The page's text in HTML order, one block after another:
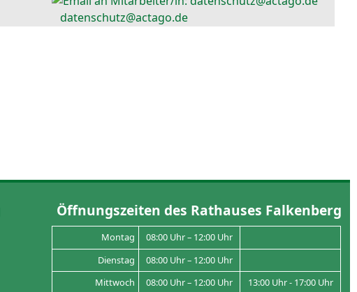
datenschutz@actago.de
Öffnungszeiten des Rathauses Falkenberg
Montag
08:00 Uhr – 12:00 Uhr
Dienstag
08:00 Uhr – 12:00 Uhr
Mittwoch
08:00 Uhr – 12:00 Uhr 13:00 Uhr - 17:00 Uhr